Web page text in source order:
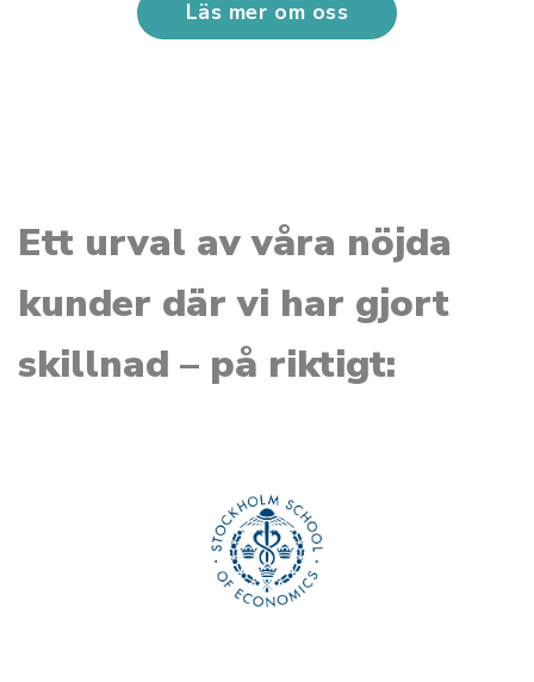
Läs mer om oss
Ett urval av våra nöjda
kunder där vi har gjort
skillnad – på riktigt: